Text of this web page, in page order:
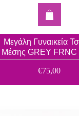
Μεγάλη Γυναικεία
Μέσης GREY FRNC
€75,00